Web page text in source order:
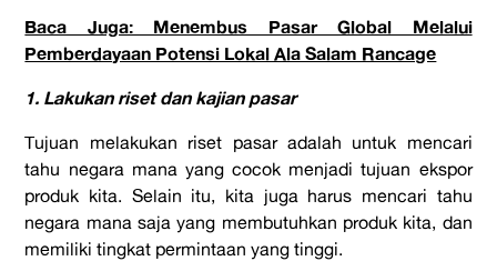
Baca Juga: Menembus Pasar Global Melalui
Pemberdayaan Potensi Lokal Ala Salam Rancage
1. Lakukan riset dan kajian pasar
Tujuan melakukan riset pasar adalah untuk mencari
tahu negara mana yang cocok menjadi tujuan ekspor
produk kita. Selain itu, kita juga harus mencari tahu
negara mana saja yang membutuhkan produk kita, dan
memiliki tingkat permintaan yang tinggi.